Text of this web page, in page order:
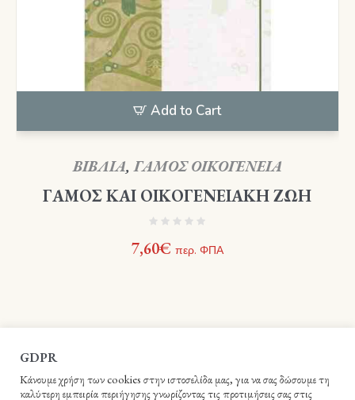
Add to Cart
ΒΙΒΛΙΑ,ΓΑΜΟΣ ΟΙΚΟΓΕΝΕΙΑ
ΓΑΜΟΣ ΚΑΙ ΟΙΚΟΓΕΝΕΙΑΚΗ ΖΩΗ
7,60€ περ. ΦΠΑ
GDPR
Κάνουμε χρήση των cookies στην ιστοσελίδα μας, για να σας δώσουμε τη
καλύτερη εμπειρία περιήγησης γνωρίζοντας τις προτιμήσεις σας στις